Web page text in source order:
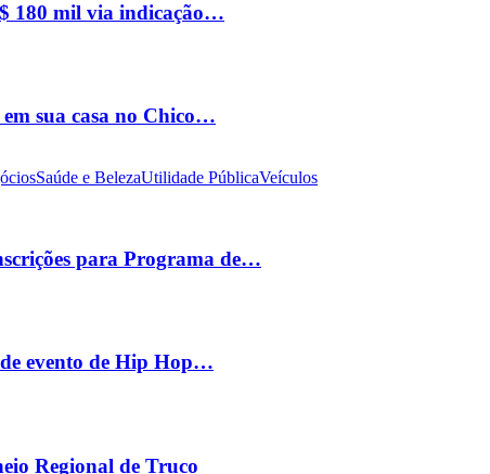
180 mil via indicação…
sua casa no Chico…
Saúde e BelezaUtilidade PúblicaVeículos
para Programa de…
evento de Hip Hop…
Regional de Truco